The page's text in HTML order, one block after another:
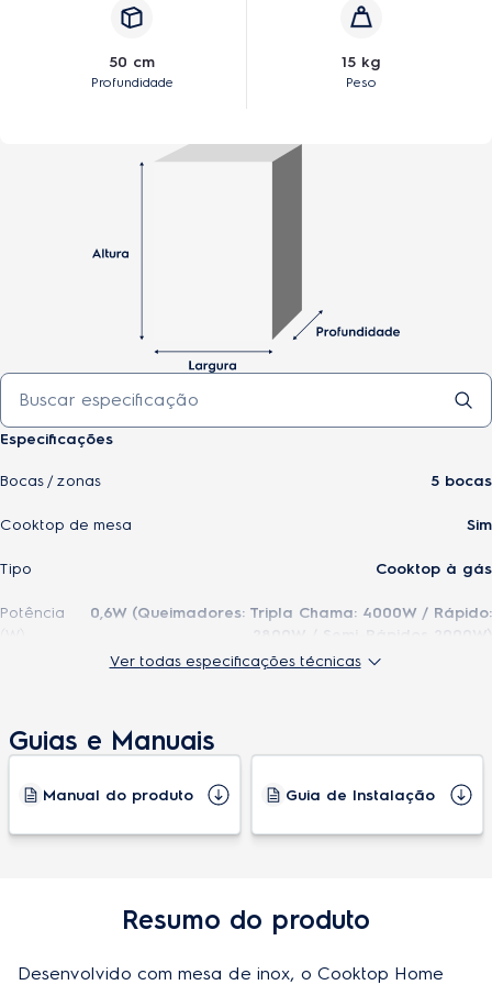
50 cm
Profundidade
15 kg
Peso
Especificações
Bocas / zonas 5 bocas
Cooktop de mesa Sim
Tipo Cooktop à gás
Potência
0,6W (Queimadores: Tripla Chama: 4000W / Rápido:
2800W / Semi-Rápidos 2000W)
Acabamento em vidro temperado Não
Acendimento automático Não
Grades (tempres) de ferro fundido
Ver todas especificações técnicas
Guias e Manuais
Manual do produto Guia de Instalação
Resumo do produto
Desenvolvido com mesa de inox, o Cooktop Home